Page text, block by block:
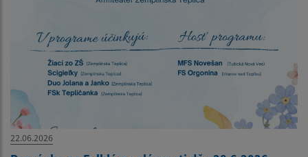
22.06.2026